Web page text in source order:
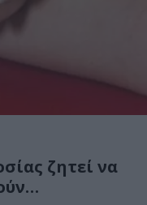
ζητεί να